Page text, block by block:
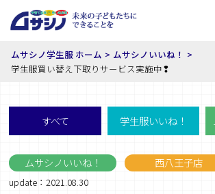
ムサシノ学生服 ホーム
ムサシノいいね！
学生服買い替え下取りサービス実施中❢
すべて 学生服いいね！
ムサシノいいね！ 西八王子店
update：2021.08.30